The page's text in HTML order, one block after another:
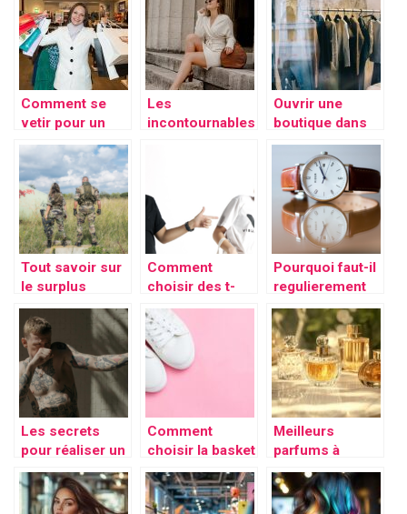
Comment se
vetir pour un
anniversaire ?
Les
incontournables
long de l’année !
Ouvrir une
boutique dans
sa ville,
comment s’y
prendre ?
Tout savoir sur
le surplus
militaire
Comment
choisir des t-
shirts
ecoresponsable
s ?
Pourquoi faut-il
regulierement
changer le
bracelet de vos
montres ?
Les secrets
pour réaliser un
tatouage
temporaire
réaliste
Comment
choisir la basket
femme
tendance idéale
pour chaque
Meilleurs
parfums à
acheter pour
elle en 2024 :
découvrez les